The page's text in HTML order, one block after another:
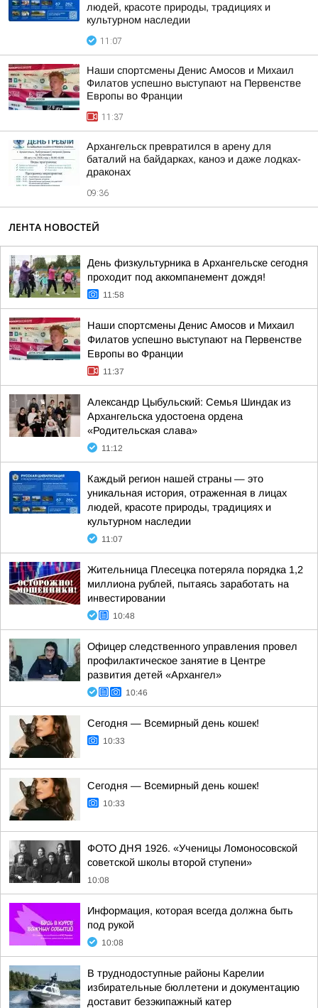
людей, красоте природы, традициях и
культурном наследии
11:07
Наши спортсмены Денис Амосов и Михаил
Филатов успешно выступают на Первенстве
Европы во Франции
11:37
Архангельск превратился в арену для
баталий на байдарках, каноэ и даже лодках-
драконах
09:36
ЛЕНТА НОВОСТЕЙ
День физкультурника в Архангельске сегодня
проходит под аккомпанемент дождя!
11:58
Наши спортсмены Денис Амосов и Михаил
Филатов успешно выступают на Первенстве
Европы во Франции
11:37
Александр Цыбульский: Семья Шиндак из
Архангельска удостоена ордена
«Родительская слава»
11:12
Каждый регион нашей страны — это
уникальная история, отраженная в лицах
людей, красоте природы, традициях и
культурном наследии
11:07
Жительница Плесецка потеряла порядка 1,2
миллиона рублей, пытаясь заработать на
инвестировании
10:48
Офицер следственного управления провел
профилактическое занятие в Центре
развития детей «Архангел»
10:46
Сегодня — Всемирный день кошек!
10:33
Сегодня — Всемирный день кошек!
10:33
ФОТО ДНЯ 1926. «Ученицы Ломоносовской
советской школы второй ступени»
10:08
Информация, которая всегда должна быть
под рукой
10:08
В труднодоступные районы Карелии
избирательные бюллетени и документацию
доставит безэкипажный катер